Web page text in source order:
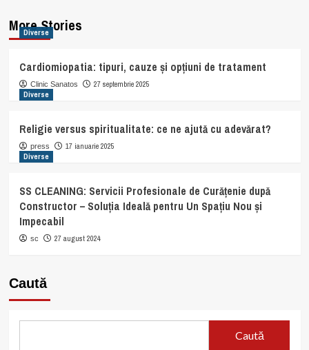
More Stories
Diverse
Cardiomiopatia: tipuri, cauze și opțiuni de tratament
Clinic Sanatos
27 septembrie 2025
Diverse
Religie versus spiritualitate: ce ne ajută cu adevărat?
press
17 ianuarie 2025
Diverse
SS CLEANING: Servicii Profesionale de Curățenie după
Constructor – Soluția Ideală pentru Un Spațiu Nou și
Impecabil
sc 27 august 2024
Caută
Caută